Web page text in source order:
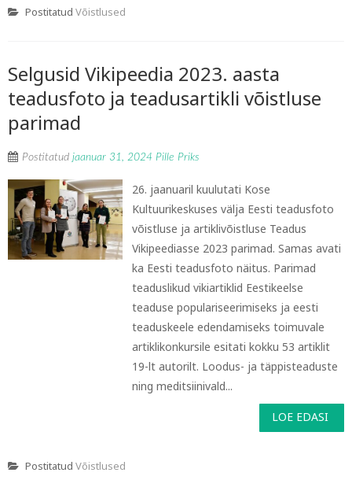
Postitatud Võistlused
Selgusid Vikipeedia 2023. aasta
teadusfoto ja teadusartikli võistluse
parimad
Postitatud jaanuar 31, 2024 Pille Priks
26. jaanuaril kuulutati Kose
Kultuurikeskuses välja Eesti teadusfoto
võistluse ja artiklivõistluse Teadus
Vikipeediasse 2023 parimad. Samas avati
ka Eesti teadusfoto näitus. Parimad
teaduslikud vikiartiklid Eestikeelse
teaduse populariseerimiseks ja eesti
teaduskeele edendamiseks toimuvale
artiklikonkursile esitati kokku 53 artiklit
19-lt autorilt. Loodus- ja täppisteaduste
ning meditsiinivald...
LOE EDASI
Postitatud Võistlused